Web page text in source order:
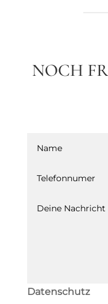
NOCH
Datenschutz